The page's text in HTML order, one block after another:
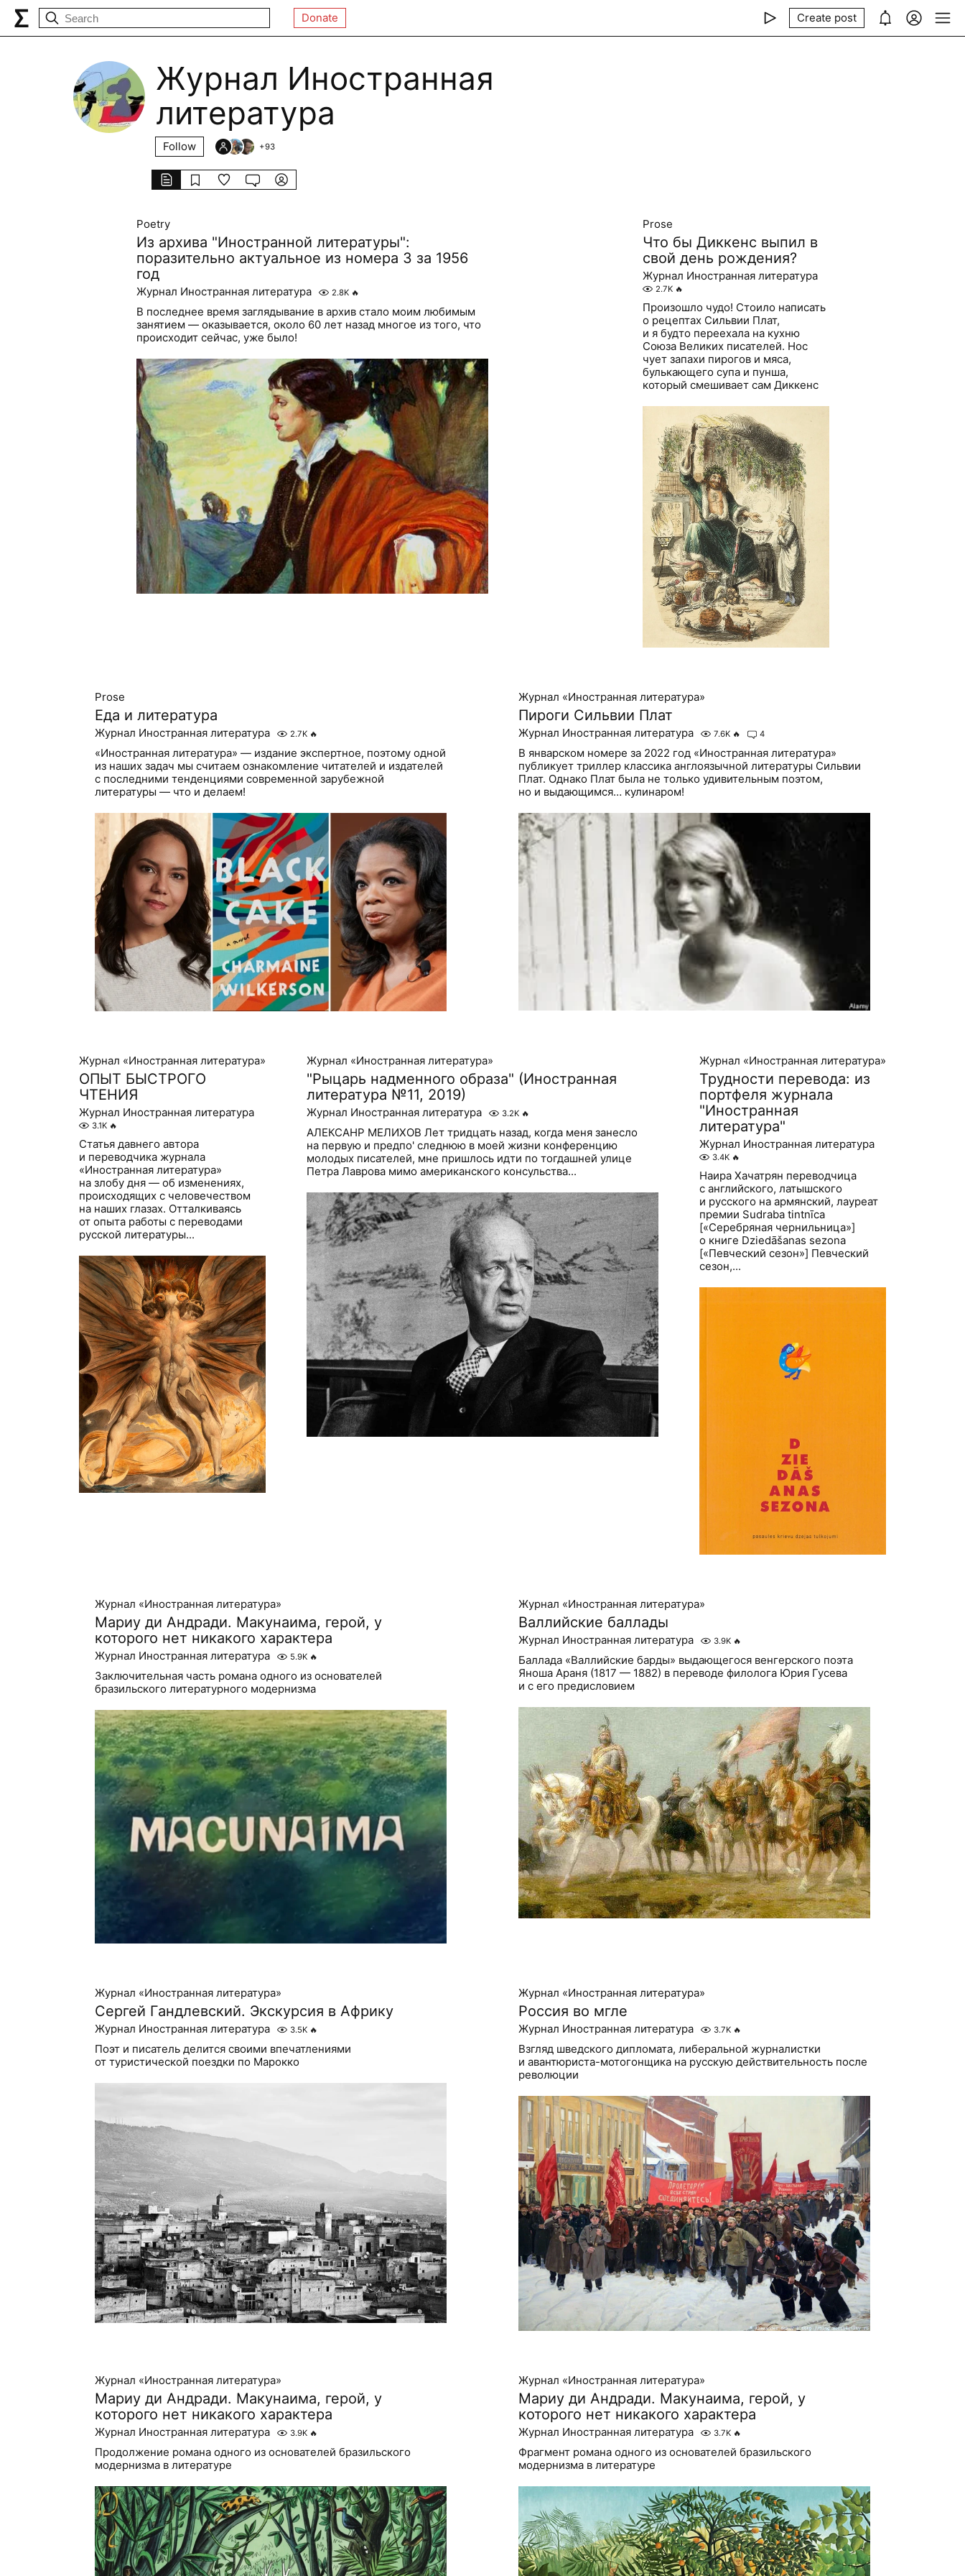
Donate Create post
Журнал Иностранная
литература
Follow +93
Poetry
Из архива "Иностранной литературы":
поразительно актуальное из номера 3 за 1956
год
Журнал Иностранная литература 2.8K 🔥
В последнее время заглядывание в архив стало моим любимым
занятием — оказывается, около 60 лет назад многое из того, что
происходит сейчас, уже было!
Prose
Что бы Диккенс выпил в
свой день рождения?
Журнал Иностранная литература
2.7K 🔥
Произошло чудо! Стоило написать
о рецептах Сильвии Плат,
и я будто переехала на кухню
Союза Великих писателей. Нос
чует запахи пирогов и мяса,
булькающего супа и пунша,
который смешивает сам Диккенс
Prose
Еда и литература
Журнал Иностранная литература 2.7K 🔥
«Иностранная литература» — издание экспертное, поэтому одной
из наших задач мы считаем ознакомление читателей и издателей
с последними тенденциями современной зарубежной
литературы — что и делаем!
Журнал «Иностранная литература»
Пироги Сильвии Плат
Журнал Иностранная литература 7.6K 🔥 4
В январском номере за 2022 год «Иностранная литература»
публикует триллер классика англоязычной литературы Сильвии
Плат. Однако Плат была не только удивительным поэтом,
но и выдающимся… кулинаром!
Журнал «Иностранная литература»
ОПЫТ БЫСТРОГО
ЧТЕНИЯ
Журнал Иностранная литература
3.1K 🔥
Статья давнего автора
и переводчика журнала
«Иностранная литература»
на злобу дня — об изменениях,
происходящих с человечеством
на наших глазах. Отталкиваясь
от опыта работы с переводами
русской литературы...
Журнал «Иностранная литература»
"Рыцарь надменного образа" (Иностранная
литература №11, 2019)
Журнал Иностранная литература 3.2K 🔥
АЛЕКСАНР МЕЛИХОВ Лет тридцать назад, когда меня занесло
на первую и предпо' следнюю в моей жизни конференцию
молодых писателей, мне пришлось идти по тогдашней улице
Петра Лаврова мимо американского консульства...
Журнал «Иностранная литература»
Трудности перевода: из
портфеля журнала
"Иностранная
литература"
Журнал Иностранная литература
3.4K 🔥
Наира Хачатрян переводчица
с английского, латышского
и русского на армянский, лауреат
премии Sudraba tintnīca
[«Серебряная чернильница»]
о книге Dziedāšanas sezona
[«Певческий сезон»] Певческий
сезон,...
Журнал «Иностранная литература»
Мариу ди Андради. Макунаима, герой, у
которого нет никакого характера
Журнал Иностранная литература 5.9K 🔥
Заключительная часть романа одного из основателей
бразильского литературного модернизма
Журнал «Иностранная литература»
Валлийские баллады
Журнал Иностранная литература 3.9K 🔥
Баллада «Валлийские барды» выдающегося венгерского поэта
Яноша Араня (1817 — 1882) в переводе филолога Юрия Гусева
и с его предисловием
Журнал «Иностранная литература»
Сергей Гандлевский. Экскурсия в Африку
Журнал Иностранная литература 3.5K 🔥
Поэт и писатель делится своими впечатлениями
от туристической поездки по Марокко
Журнал «Иностранная литература»
Россия во мгле
Журнал Иностранная литература 3.7K 🔥
Взгляд шведского дипломата, либеральной журналистки
и авантюриста-мотогонщика на русскую действительность после
революции
Журнал «Иностранная литература»
Мариу ди Андради. Макунаима, герой, у
которого нет никакого характера
Журнал Иностранная литература 3.9K 🔥
Продолжение романа одного из основателей бразильского
модернизма в литературе
Журнал «Иностранная литература»
Мариу ди Андради. Макунаима, герой, у
которого нет никакого характера
Журнал Иностранная литература 3.7K 🔥
Фрагмент романа одного из основателей бразильского
модернизма в литературе